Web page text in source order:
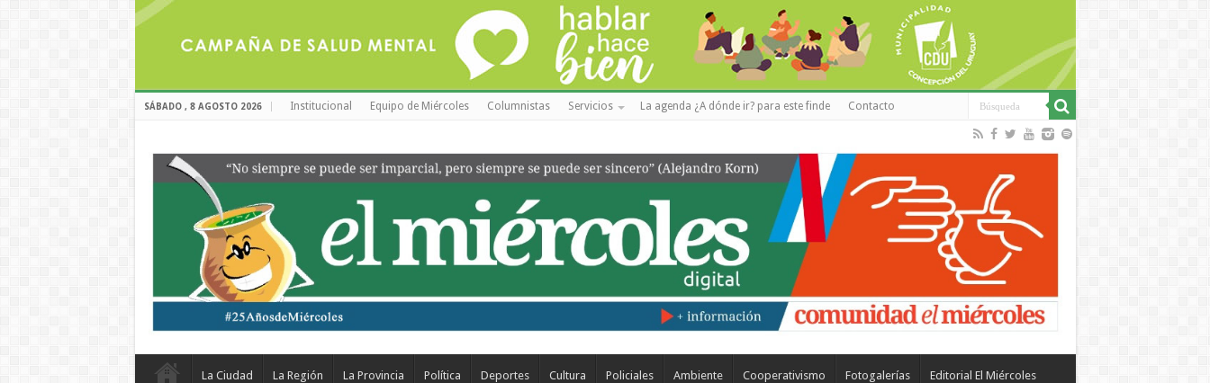
SÁBADO , 8 AGOSTO 2026 Institucional Equipo de Miércoles Columnistas Servicios La agenda ¿A dónde ir? para este finde Contacto
La Ciudad La Región La Provincia Política Deportes Cultura Policiales Ambiente Cooperativismo Fotogalerías Editorial El Miércoles